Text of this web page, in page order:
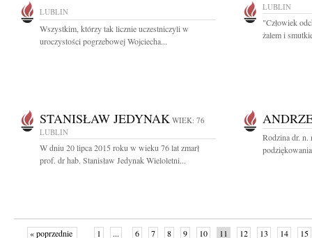
LUBLIN
Wszystkim, którzy tak licznie uczestniczyli w
uroczystości pogrzebowej Wojciecha...
LUBLIN
"Człowiek
żalem i
STANISŁAW JEDYNAK WIEK: 76
LUBLIN
W dniu 20 lipca 2015 roku w wieku 76 lat zmarł
prof. dr hab. Stanisław Jedynak Wieloletni...
Rodzina dr. n.
« poprzednie 1 ... 6 7 8 9 10 11 12 13 14 15